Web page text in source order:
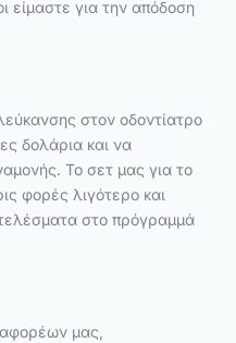
είμαστε για την απόδοση
στον οδοντίατρο
δολάρια και να
Το σετ μας για το
φορές λιγότερο και
στο πρόγραμμά
μας,